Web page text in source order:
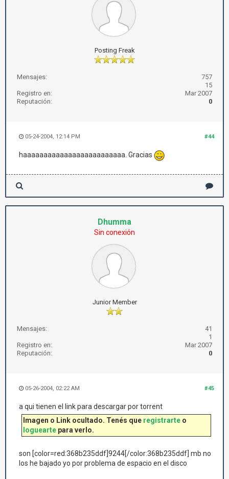
Posting Freak
Mensajes:
757
15
Registro en:
Mar 2007
Reputación:
0
#44
05-24-2004, 12:14 PM
haaaaaaaaaaaaaaaaaaaaaaaaa. Gracias
Dhumma
Sin conexión
Junior Member
Mensajes:
41
1
Registro en:
Mar 2007
Reputación:
0
#45
05-26-2004, 02:22 AM
a qui tienen el link para descargar por torrent
Imagen o Link ocultado. Tenés que registrarte o
loguearte para verlo.
son [color=red:368b235ddf]9244[/color:368b235ddf] mb no
los he bajado yo por problema de espacio en el disco